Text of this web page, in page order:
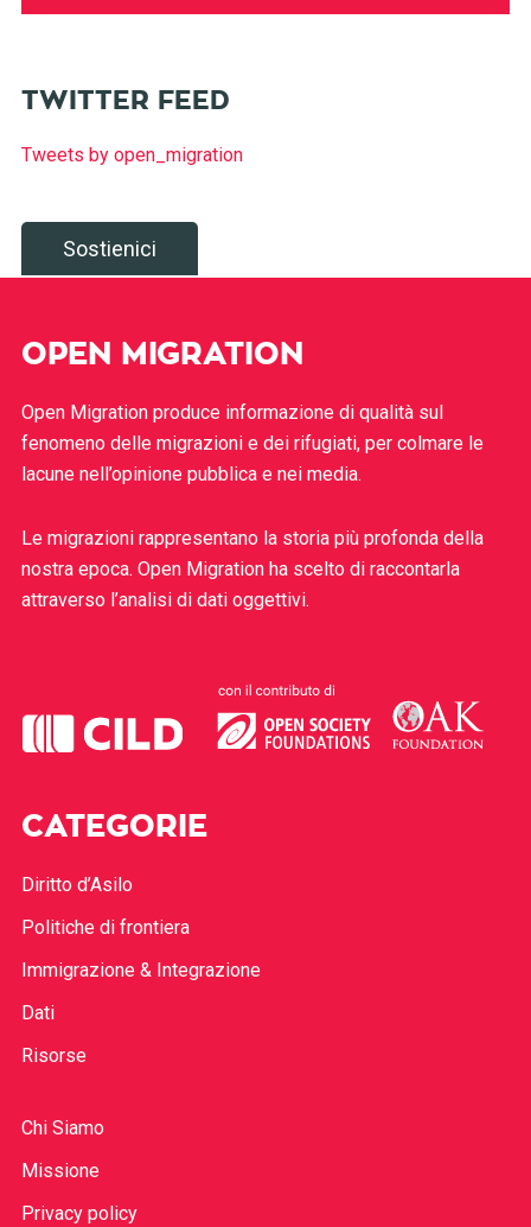
TWITTER FEED
Tweets by open_migration
Sostienici
OPEN MIGRATION
Open Migration produce informazione di qualità sul
fenomeno delle migrazioni e dei rifugiati, per colmare le
lacune nell’opinione pubblica e nei media.
Le migrazioni rappresentano la storia più profonda della
nostra epoca. Open Migration ha scelto di raccontarla
attraverso l’analisi di dati oggettivi.
CATEGORIE
Diritto d’Asilo
Politiche di frontiera
Immigrazione & Integrazione
Dati
Risorse
Chi Siamo
Missione
Privacy policy